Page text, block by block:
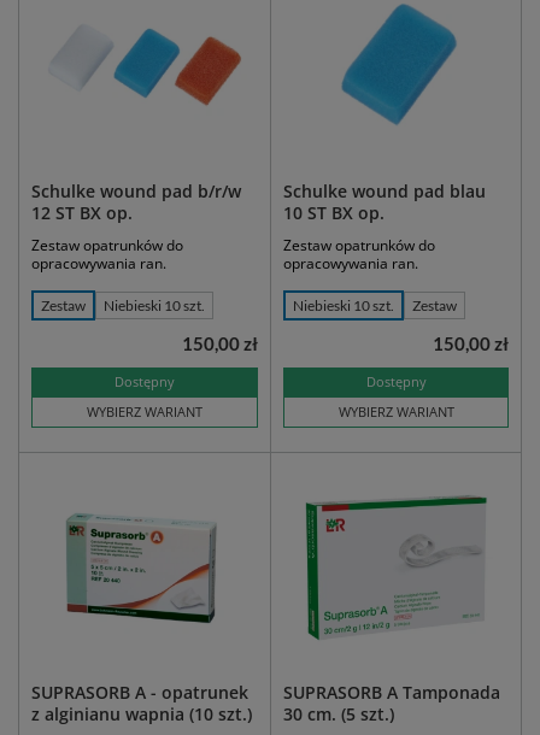
Schulke wound pad b/r/w
12 ST BX op.
Zestaw opatrunków do
opracowywania ran.
Zestaw Niebieski 10 szt.
Dostępny
WYBIERZ WARIANT
150,00 zł
Schulke wound pad blau
10 ST BX op.
Zestaw opatrunków do
opracowywania ran.
Niebieski 10 szt. Zestaw
Dostępny
WYBIERZ WARIANT
150,00 zł
SUPRASORB A - opatrunek
z alginianu wapnia (10 szt.)
SUPRASORB A Tamponada
30 cm. (5 szt.)